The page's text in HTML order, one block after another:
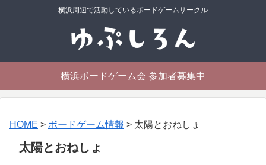
横浜周辺で活動しているボードゲームサークル
横浜ボードゲーム会 参加者募集中
HOME > ボードゲーム情報 > 太陽とおねしょ
太陽とおねしょ